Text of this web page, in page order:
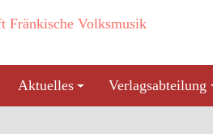
Aktuelles Verlagsabteilung